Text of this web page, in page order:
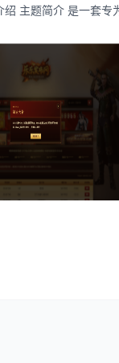
主题简介 是一套专